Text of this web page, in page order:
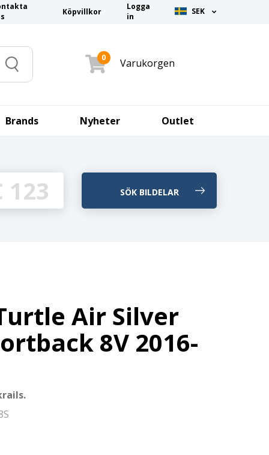
Köpvillkor
Logga
in
SEK
Search
0 Varukorgen
Brands Nyheter Outlet
Air Silver
8V 2016-